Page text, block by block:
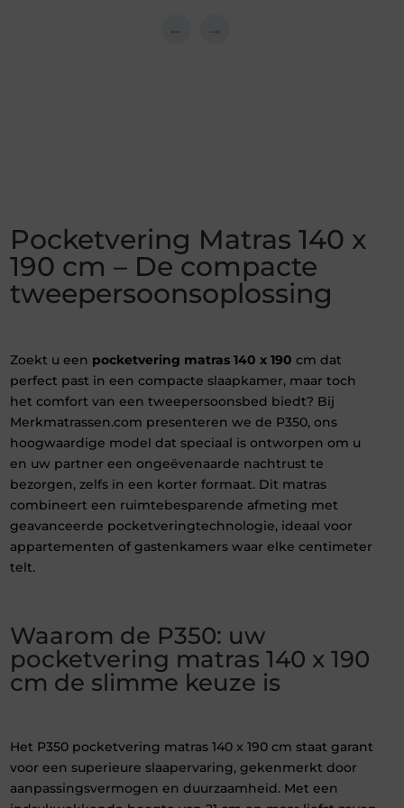
← →
Pocketvering Matras 140 x
190 cm – De compacte
tweepersoonsoplossing
Zoekt u een pocketvering matras 140 x 190 cm dat
perfect past in een compacte slaapkamer, maar toch
het comfort van een tweepersoonsbed biedt? Bij
Merkmatrassen.com presenteren we de P350, ons
hoogwaardige model dat speciaal is ontworpen om u
en uw partner een ongeëvenaarde nachtrust te
bezorgen, zelfs in een korter formaat. Dit matras
combineert een ruimtebesparende afmeting met
geavanceerde pocketveringtechnologie, ideaal voor
appartementen of gastenkamers waar elke centimeter
telt.
Waarom de P350: uw
pocketvering matras 140 x 190
cm de slimme keuze is
Het P350 pocketvering matras 140 x 190 cm staat garant
voor een superieure slaapervaring, gekenmerkt door
aanpassingsvermogen en duurzaamheid. Met een